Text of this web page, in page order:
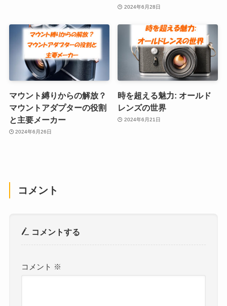
2024年6月28日
マウント縛りからの解放？
マウントアダプターの役割
と主要メーカー
2024年6月26日
時を超える魅力: オールド
レンズの世界
2024年6月21日
コメント
コメントする
コメント ※